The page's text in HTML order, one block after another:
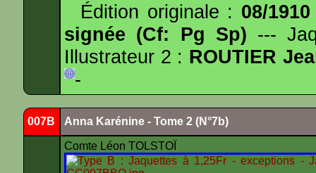
Édition originale : 08/1910
signée (Cf: Pg Sp) ---
Illustrateur 2 : ROUTIER
-
007B Anna Karénine - Tome 2 (N°7b)
Comte Léon TOLSTOÏ